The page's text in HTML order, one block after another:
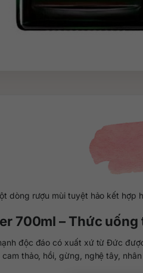
dòng rượu mùi tuyệt hảo kết hợp
700ml – Thức
độc đáo có xuất xứ từ Đức
thảo, hồi, gừng, nghệ tây,